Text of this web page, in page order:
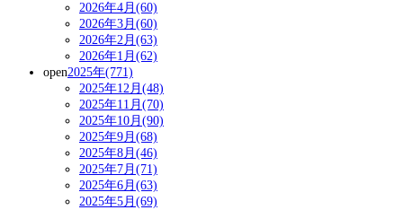
2026年4月(60)
2026年3月(60)
2026年2月(63)
2026年1月(62)
open2025年(771)
2025年12月(48)
2025年11月(70)
2025年10月(90)
2025年9月(68)
2025年8月(46)
2025年7月(71)
2025年6月(63)
2025年5月(69)